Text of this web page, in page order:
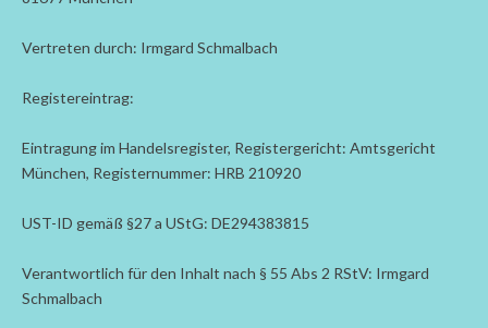
Vertreten durch: Irmgard Schmalbach
Registereintrag:
Eintragung im Handelsregister, Registergericht: Amtsgericht
München, Registernummer: HRB 210920
UST-ID gemäß §27 a UStG: DE294383815
Verantwortlich für den Inhalt nach § 55 Abs 2 RStV: Irmgard
Schmalbach